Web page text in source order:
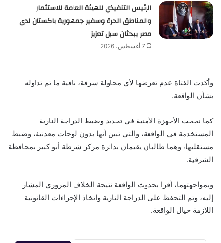
الرئيس التنفيذي للهيئة العامة للاستثمار
والمناطق الحرة وسفير جمهورية باكستان لدى
مصر يبحثان سبل تعزيز
7 أغسطس، 2026
وأكدت الفتاة عدم تعرضها لأي محاولة سرقة، نافية ما تم تداوله
بشأن الواقعة.
كما نجحت الأجهزة الأمنية في تحديد وضبط الدراجة النارية
المستخدمة في الواقعة، والتي تبين أنها بدون لوحات معدنية، وضبط
مستقليها، وهما طالبان يقيمان بدائرة مركز شرطة أبو كبير بمحافظة
الشرقية.
وبمواجهتهما، أقرا بحدوث الواقعة نتيجة الخلاف المروري المشار
إليه، وتم التحفظ على الدراجة النارية واتخاذ الإجراءات القانونية
اللازمة حيال الواقعة.